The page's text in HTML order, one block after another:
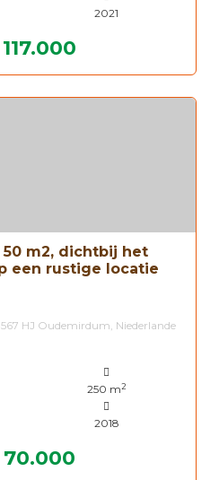
2021
50 m2, dichtbij het
een rustige locatie
HJ Oudemirdum, Niederlande
250 m2
2018